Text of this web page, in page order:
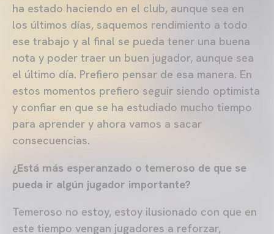
ha estado haciendo en el club, aunque sea en
los últimos días, saquemos rendimiento a todo
ese trabajo y al final se pueda tener una buena
nota y poder traer un buen jugador, aunque sea
el último día. Prefiero pensar de esa manera. En
estos momentos prefiero seguir siendo optimista
y confiar en que se ha estudiado mucho tiempo
para aprender y ahora vamos a sacar
consecuencias.
¿Está más esperanzado o temeroso de que se
pueda ir algún jugador importante?
Temeroso no estoy, estoy ilusionado con que en
este tiempo vengan jugadores a reforzar,